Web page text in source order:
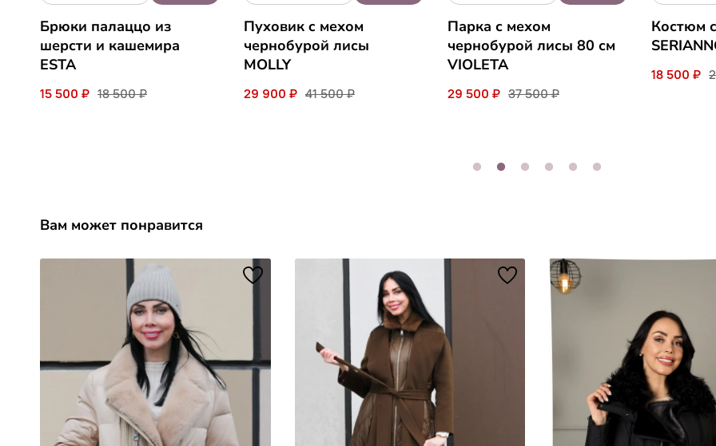
Брюки палаццо из
шерсти и кашемира
ESTA
15 500 ₽ 18 500 ₽
Пуховик c мехом
чернобурой лисы
MOLLY
29 900 ₽ 41 500 ₽
Парка с мехом
чернобурой лисы 80 см
VIOLETA
29 500 ₽ 37 500 ₽
Костюм
18 500 ₽
Вам может понравится